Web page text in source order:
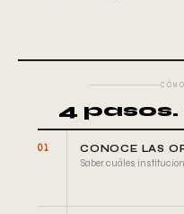
4 pasos.
01
CONOCE LAS
Saber cuáles